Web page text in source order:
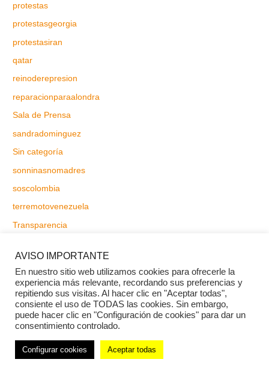
protestas
protestasgeorgia
protestasiran
qatar
reinoderepresion
reparacionparaalondra
Sala de Prensa
sandradominguez
Sin categoría
sonninasnomadres
soscolombia
terremotovenezuela
Transparencia
transparencia6
tunez
ucrania
Uncategorized
vacante2
AVISO IMPORTANTE
En nuestro sitio web utilizamos cookies para ofrecerle la
experiencia más relevante, recordando sus preferencias y
repitiendo sus visitas. Al hacer clic en "Aceptar todas",
consiente el uso de TODAS las cookies. Sin embargo,
puede hacer clic en "Configuración de cookies" para dar un
consentimiento controlado.
Configurar cookies Aceptar todas